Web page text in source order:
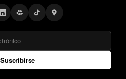
Suscribirse